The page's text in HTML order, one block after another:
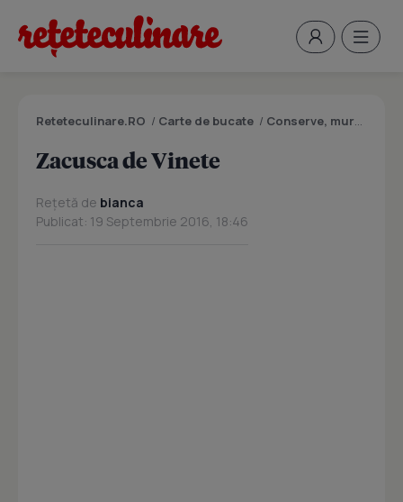
Reteteculinare.RO / Carte de bucate / Conserve, muraturi
Zacusca de Vinete
Rețetă de bianca
Publicat: 19 Septembrie 2016, 18:46